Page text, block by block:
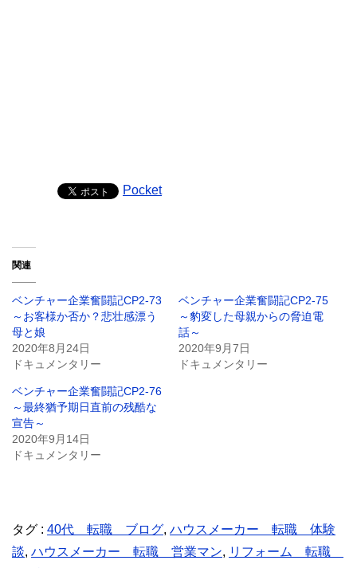
Pocket
関連
ベンチャー企業奮闘記CP2-73
～お客様か否か？悲壮感漂う
母と娘
2020年8月24日
ドキュメンタリー
ベンチャー企業奮闘記CP2-75
～豹変した母親からの脅迫電
話～
2020年9月7日
ドキュメンタリー
ベンチャー企業奮闘記CP2-76
～最終猶予期日直前の残酷な
宣告～
2020年9月14日
ドキュメンタリー
タグ : 40代 転職 ブログ, ハウスメーカー 転職 体験
談, ハウスメーカー 転職 営業マン, リフォーム 転職